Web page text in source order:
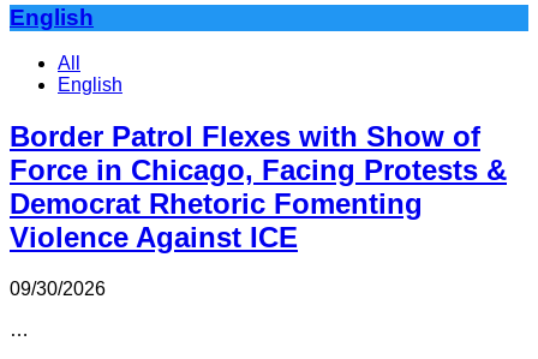
English
All
English
Border Patrol Flexes with Show of
Force in Chicago, Facing Protests &
Democrat Rhetoric Fomenting
Violence Against ICE
09/30/2026
…